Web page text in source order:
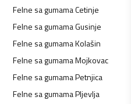
Felne sa gumamaCetinje
Felne sa gumamaGusinje
Felne sa gumamaKolašin
Felne sa gumamaMojkovac
Felne sa gumamaPetnjica
Felne sa gumamaPljevlja